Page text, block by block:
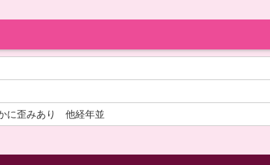
に歪みあり 他経年並